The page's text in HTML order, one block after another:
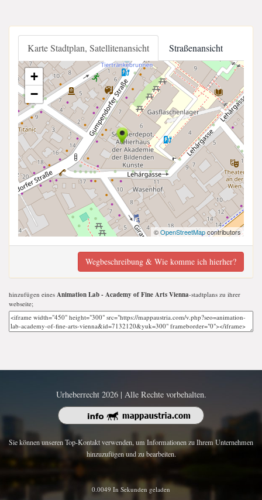
Karte Stadtplan, Satellitenansicht Straßenansicht
+
−
©OpenStreetMapcontributors
Wegbeschreibung & Wie komme ich hierher?
hinzufügen eines Animation Lab - Academy of Fine Arts Vienna-stadtplans zu ihrer
webseite;
Urheberrecht 2026 | Alle Rechte vorbehalten.
Sie können unseren Top-Kontakt verwenden, um Informationen zu Ihrem Unternehmen
hinzuzufügen und zu bearbeiten.
0.0049 In Sekunden geladen